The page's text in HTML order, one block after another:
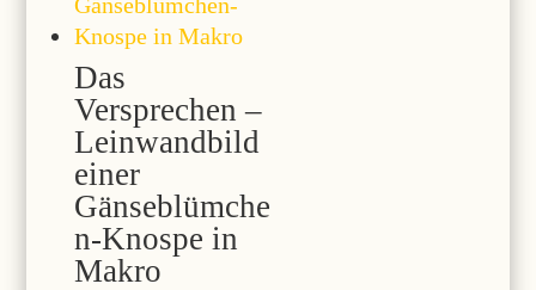
Das
Versprechen –
Leinwandbild
einer
Gänseblümche
n-Knospe in
Makro